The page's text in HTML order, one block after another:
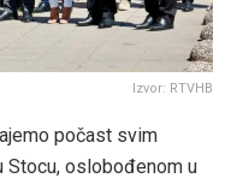
Izvor: RTVHB
počast svim
Stocu, oslobođenom u